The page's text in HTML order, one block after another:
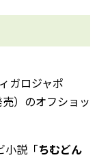
ガロジャポ
）のオフショッ
小説「ちむどん